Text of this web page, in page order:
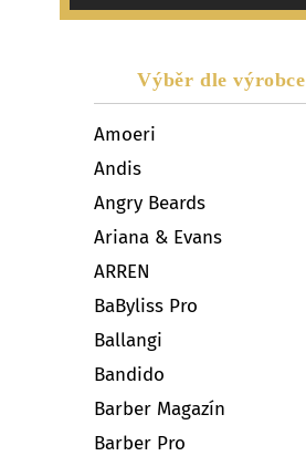
Výběr dle výrobce
Amoeri
Andis
Angry Beards
Ariana & Evans
ARREN
BaByliss Pro
Ballangi
Bandido
Barber Magazín
Barber Pro